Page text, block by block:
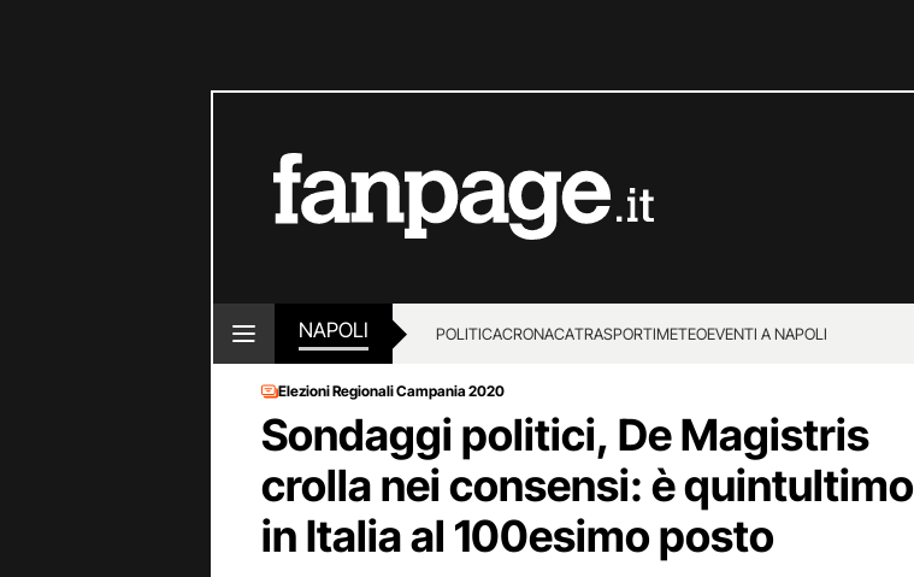
NAPOLI POLITICACRONACATRASPORTIMETEOEVENTI A NAPOLI
Elezioni Regionali Campania 2020
Sondaggi politici, De Magistris
crolla nei consensi: è quintultimo
in Italia al 100esimo posto